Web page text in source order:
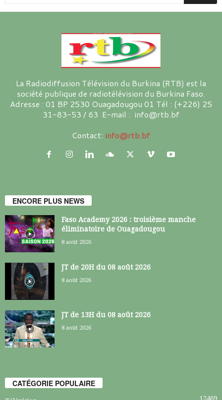
La Radiodiffusion Télévision du Burkina (RTB) est la
société publique de radiotélévision du Burkina Faso.
Adresse : 01 BP 2530 Ouagadougou 01 Tél : (+226) 25
31-83-53 / 63 E-mail : info@rtb.bf
Contact: info@rtb.bf
ENCORE PLUS NEWS
Faso Academy 2026 : troisième manche
éliminatoire de Ouagadougou
8 août 2026
JT de 20H du 08 août 2026
8 août 2026
JT de 13H du 08 août 2026
8 août 2026
CATÉGORIE POPULAIRE
12469